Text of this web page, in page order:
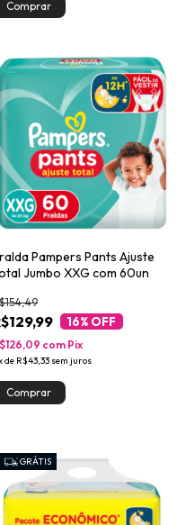
Pampers Pants Ajuste
Jumbo XXG com 60un
16% OFF
de R$43,33 sem juros
com Pix
GRÁTIS